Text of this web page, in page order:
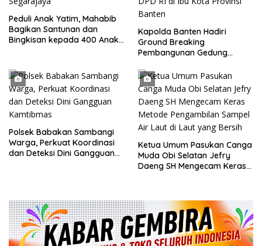
Peduli Anak Yatim, Mahabib
Bagikan Santunan dan
Bingkisan kepada 400 Anak
Kapolda Banten Hadiri
Ground Breaking
Pembangunan Gedung
Provinsi Banten
Polsek Babakan Sambangi
Warga, Perkuat Koordinasi
dan Deteksi Dini Gangguan
Ketua Umum Pasukan Canga
Muda Obi Selatan Jefry
Daeng SH Mengecam Keras